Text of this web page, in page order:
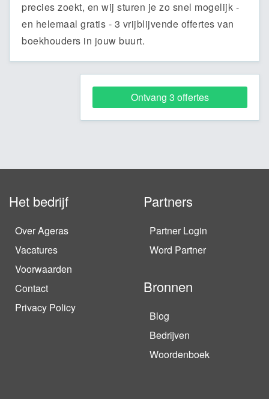
precies zoekt, en wij sturen je zo snel mogelijk -
en helemaal gratis - 3 vrijblijvende offertes van
boekhouders in jouw buurt.
Ontvang 3 offertes
Het bedrijf
Over Ageras
Vacatures
Voorwaarden
Contact
Privacy Policy
Partners
Partner Login
Word Partner
Bronnen
Blog
Bedrijven
Woordenboek